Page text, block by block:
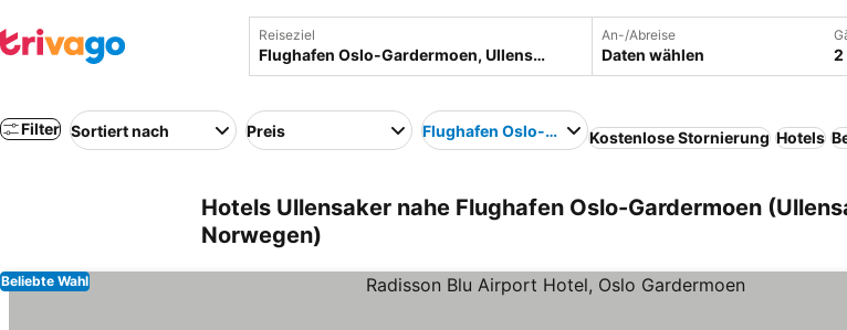
Reiseziel An-/Abreise
Daten wählen 2
Filter Sortiert nach Preis Flughafen Oslo-GardermoenKostenlose Stornierung Hotels
Hotels Ullensaker nahe Flughafen Oslo-Gardermoen
Norwegen)
Beliebte Wahl